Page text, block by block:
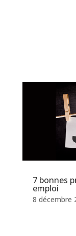
7 bonnes
emploi
8 décembre